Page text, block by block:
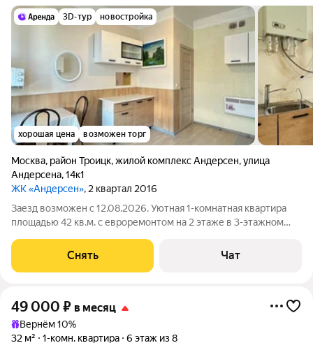
3D-тур новостройка
хорошая цена возможен торг
Москва, район Троицк,жилой комплекс Андерсен,улица
Андерсена,14к1
ЖК «Андерсен», 2 квартал 2016
Заезд возможен с 12.08.2026. Уютная 1-комнатная квартира
площадью 42 кв.м. с евроремонтом на 2 этаже в 3-этажном
огороженной территории на берегу реки Десны рядом с
оборудованным парком. Из
Снять Чат
49 000 ₽ в месяц
Вернём 10%
32 м²
1-комн. квартира 6 этаж из 8